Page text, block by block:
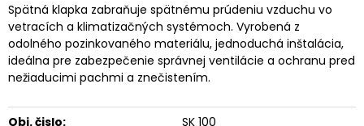
Spätná klapka zabraňuje spätnému prúdeniu vzduchu vo
vetracích a klimatizačných systémoch. Vyrobená z
odolného pozinkovaného materiálu, jednoduchá inštalácia,
ideálna pre zabezpečenie správnej ventilácie a ochranu pred
nežiaducimi pachmi a znečistením.
Obj. čislo:
SK 100